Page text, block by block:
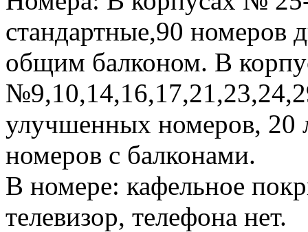
стандартные,90 номеров
общим балконом. В
улучшенных номеров, 20
номеров с балконами.
В номере: кафельное
телевизор, телефона нет.